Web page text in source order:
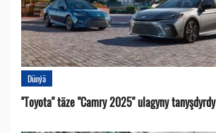
Dünýä
''Toyota" täze "Camry 2025" ulagyny tanyşdyrdy